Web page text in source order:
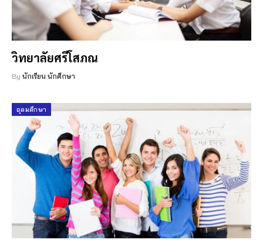
วิทยาลัยศรีโสภณ
By นักเรียน นักศึกษา
อุดมศึกษา